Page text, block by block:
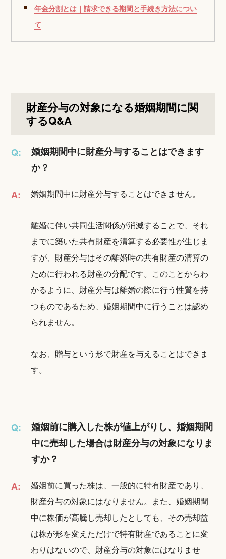
年金分割とは｜請求できる期間と手続き方法につい
て
財産分与の対象になる婚姻期間に関
するQ&A
Q:
婚姻期間中に財産分与することはできます
か？
A: 婚姻期間中に財産分与することはできません。
離婚に伴い共同生活関係が消滅することで、それ
までに築いた共有財産を清算する必要性が生じま
すが、財産分与はその離婚時の共有財産の清算の
ために行われる財産の分配です。このことからわ
かるように、財産分与は離婚の際に行う性質を持
つものであるため、婚姻期間中に行うことは認め
られません。
なお、贈与という形で財産を与えることはできま
す。
Q:
婚姻前に購入した株が値上がりし、婚姻期間
中に売却した場合は財産分与の対象になりま
すか？
A:
婚姻前に買った株は、一般的に特有財産であり、
財産分与の対象にはなりません。また、婚姻期間
中に株価が高騰し売却したとしても、その売却益
は株が形を変えただけで特有財産であることに変
わりはないので、財産分与の対象にはなりませ